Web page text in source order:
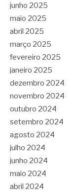
junho 2025
maio 2025
abril 2025
março 2025
fevereiro 2025
janeiro 2025
dezembro 2024
novembro 2024
outubro 2024
setembro 2024
agosto 2024
julho 2024
junho 2024
maio 2024
abril 2024